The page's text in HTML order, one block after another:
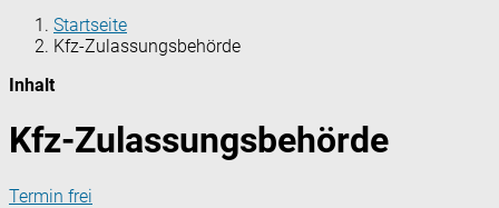
Startseite
Kfz-Zulassungsbehörde
Inhalt
Kfz-Zulassungsbehörde
Termin frei